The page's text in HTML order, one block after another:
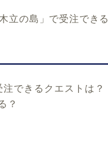
立の島」 で受注でき
できるクエストは？
？